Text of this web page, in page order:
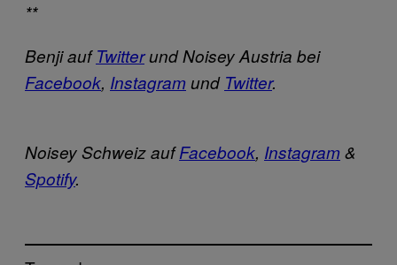
**
Benji aufTwitterundNoisey Austria bei
Facebook, Instagramund Twitter.
Noisey Schweiz aufFacebook, Instagram&
Spotify.